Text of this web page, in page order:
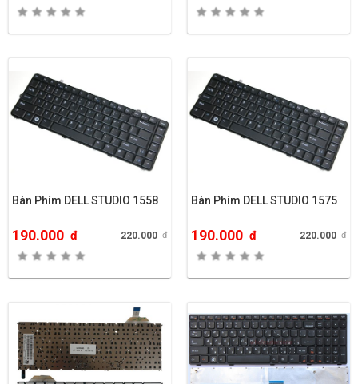
Bàn Phím DELL STUDIO 1558
190.000 đ 220.000đ
Bàn Phím DELL STUDIO 1575
190.000 đ 220.000đ